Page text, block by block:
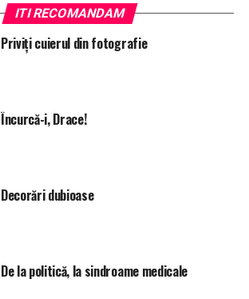
ITI RECOMANDAM
Priviţi cuierul din fotografie
Încurcă-i, Drace!
Decorări dubioase
De la politică, la sindroame medicale